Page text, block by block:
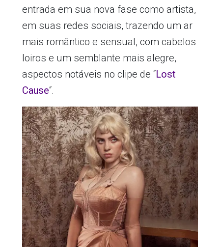
entrada em sua nova fase como artista,
em suas redes sociais, trazendo um ar
mais romântico e sensual, com cabelos
loiros e um semblante mais alegre,
aspectos notáveis no clipe de “Lost
Cause“.